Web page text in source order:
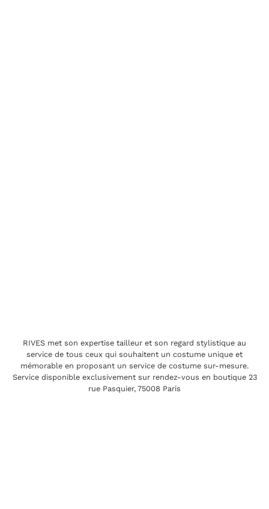
RIVES met son expertise tailleur et son regard stylistique au
service de tous ceux qui souhaitent un costume unique et
mémorable en proposant un service de costume sur-mesure.
Service disponible exclusivement sur rendez-vous en boutique 23
rue Pasquier, 75008 Paris